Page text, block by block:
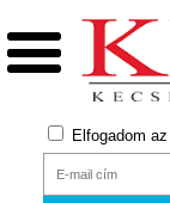
Elfogadom az